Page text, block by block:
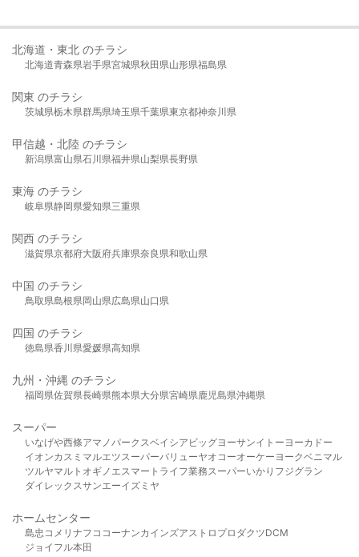
北海道・東北 のチラシ
北海道青森県岩手県宮城県秋田県山形県福島県
関東 のチラシ
茨城県栃木県群馬県埼玉県千葉県東京都神奈川県
甲信越・北陸 のチラシ
新潟県富山県石川県福井県山梨県長野県
東海 のチラシ
岐阜県静岡県愛知県三重県
関西 のチラシ
滋賀県京都府大阪府兵庫県奈良県和歌山県
中国 のチラシ
鳥取県島根県岡山県広島県山口県
四国 のチラシ
徳島県香川県愛媛県高知県
九州・沖縄 のチラシ
福岡県佐賀県長崎県熊本県大分県宮崎県鹿児島県沖縄県
スーパー
いなげや西條アマノパークスベイシア ビッグヨーサンイトーヨーカドー
イオンカスミ マルエツスーパーバリューヤオコーオーケー ヨークベニマル
ツルヤマルト オギノ エスマート ライフ業務スーパーいかり フジグラン
ダイレックスサンエーイズミヤ
ホームセンター
島忠 コメリ ナフコ コーナンカインズアストロプロダクツDCM
ジョイフル本田